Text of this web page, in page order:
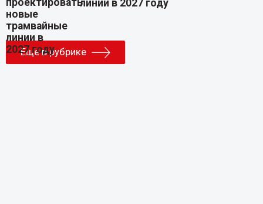
линии в 2027 году
Еще в рубрике